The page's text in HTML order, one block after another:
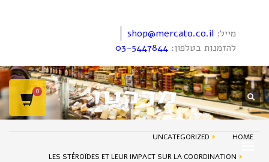
מייל: shop@mercato.co.il
להזמנות בטלפון: 03-5447844
HOME
UNCATEGORIZED
LES STÉROÏDES ET LEUR IMPACT SUR LA COORDINATION